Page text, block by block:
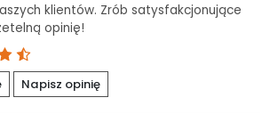
klientów. Zrób satysfakcjonujące
opinię!
Napisz opinię